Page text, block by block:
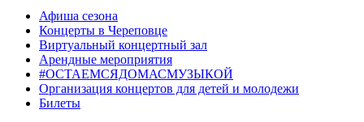
Афиша сезона
Концерты в Череповце
Виртуальный концертный зал
Арендные мероприятия
#ОСТАЕМСЯДОМАСМУЗЫКОЙ
Организация концертов для детей и молодежи
Билеты